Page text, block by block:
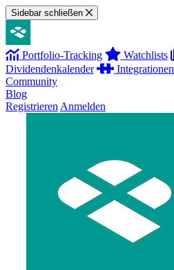
Sidebar schließen
Portfolio-Tracking Watchlists
Dividendenkalender
Integrationen
Community
Blog
Registrieren Anmelden